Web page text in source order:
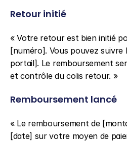
Retour initié
« Votre retour est bien initié
[numéro]. Vous pouvez suivre
portail]. Le remboursement
et contrôle du colis retour. »
Remboursement lancé
« Le remboursement de
[date] sur votre moyen de